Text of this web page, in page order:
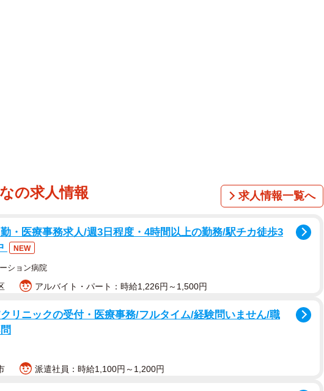
の求人情報 求人情報一覧へ
・医療事務求人/週3日程度・4時間以上の勤務/駅チカ徒歩3
NEW
ション病院
アルバイト・パート：時給1,226円～1,500円
リニックの受付・医療事務/フルタイム/経験問いません/職
派遣社員：時給1,100円～1,200円